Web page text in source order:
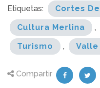
Etiquetas: Cortes
Cultura Merlina ,
Turismo , Valle
Compartir